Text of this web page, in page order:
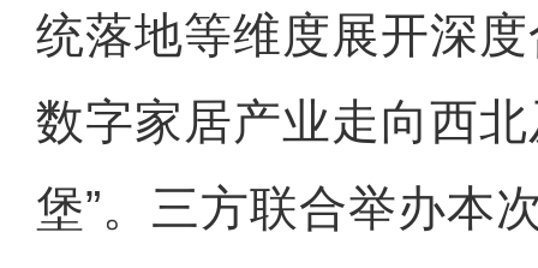
统落地等维度展开深
数字家居产业走向西
堡”。三方联合举办本